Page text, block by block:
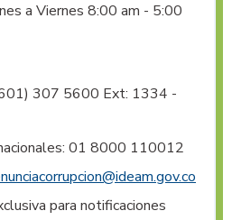
a Viernes 8:00 am - 5:00
307 5600 Ext: 1334 -
01 8000 110012
para notificaciones